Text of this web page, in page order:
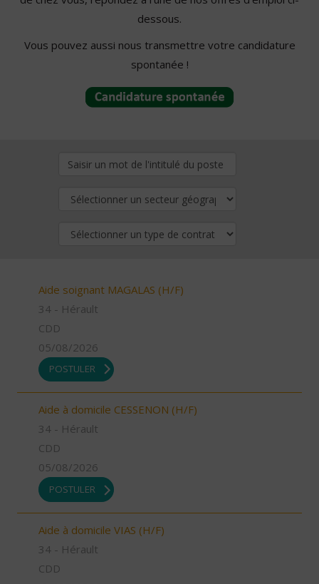
dessous.
Vous pouvez aussi nous transmettre votre candidature
spontanée !
Aide soignant MAGALAS (H/F)
34 - Hérault
CDD
05/08/2026
POSTULER
Aide à domicile CESSENON (H/F)
34 - Hérault
CDD
05/08/2026
POSTULER
Aide à domicile VIAS (H/F)
34 - Hérault
CDD